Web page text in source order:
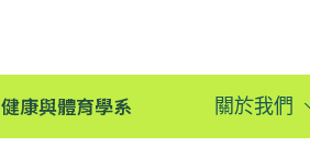
健康與體育學系 關於我們